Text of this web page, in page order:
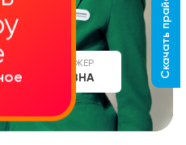
МЕНЕДЖЕР
СЕРГЕЕВНА